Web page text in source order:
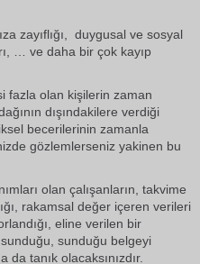
zayıflığı, duygusal ve sosyal
… ve daha bir çok kayıp
fazla olan kişilerin zaman
dışındakilere verdiği
becerilerinin zamanla
gözlemlerseniz yakinen bu
olan çalışanların, takvime
rakamsal değer içeren verileri
eline verilen bir
sunduğu belgeyi
tanık olacaksınızdır.